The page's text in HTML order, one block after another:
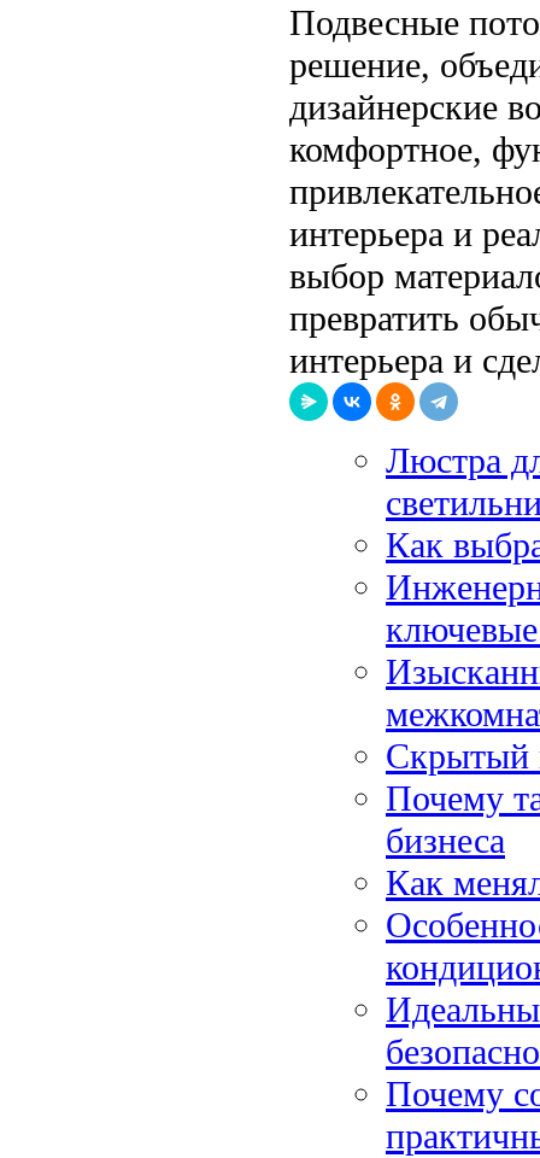
Подвесные
решение,
дизайнерские
комфортное,
интерьера и
выбор
превратить
интерьера и
Люстра
Как
Скрытый
Почему
бизнеса
Как
Почему